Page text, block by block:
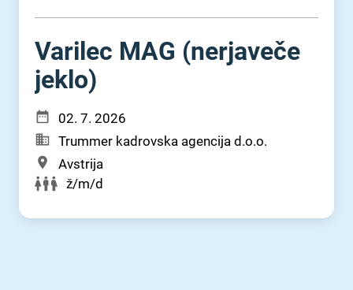
Varilec MAG (nerjaveče
jeklo)
02. 7. 2026
Trummer kadrovska agencija d.o.o.
Avstrija
ž/m/d